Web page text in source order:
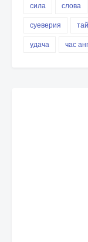
сила
слова
суеверия
удача
час